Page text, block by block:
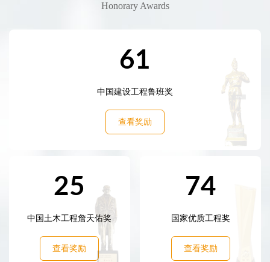
Honorary Awards
61
中国建设工程鲁班奖
查看奖励
25
中国土木工程詹天佑奖
查看奖励
74
国家优质工程奖
查看奖励